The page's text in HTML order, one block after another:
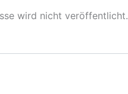
wird nicht veröffentlicht.